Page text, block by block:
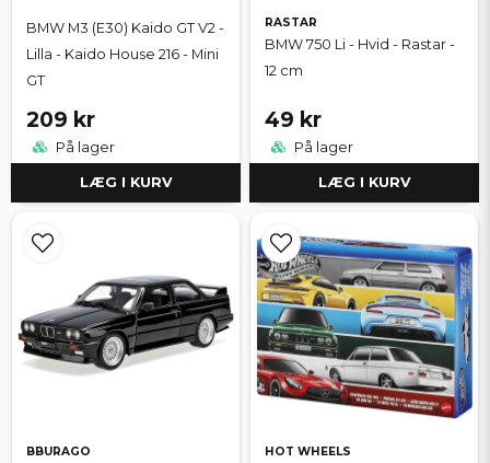
BMW M3 (E30) Kaido GT V2 -
Lilla - Kaido House 216 - Mini
GT
209 kr
På lager
LÆG I KURV
RASTAR
BMW 750 Li - Hvid - Rastar -
12 cm
49 kr
På lager
LÆG I KURV
BBURAGO HOT WHEELS